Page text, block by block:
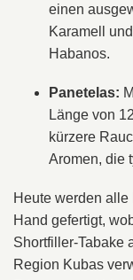
einen
Karamell
Habanos.
Panetelas:
Länge von
kürzere
Aromen, die
Heute werden
Hand gefertigt,
Shortfiller-Tabake
Region Kubas